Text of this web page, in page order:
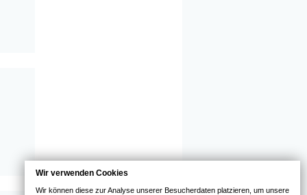
Wir verwenden Cookies
Wir können diese zur Analyse unserer Besucherdaten platzieren, um unsere